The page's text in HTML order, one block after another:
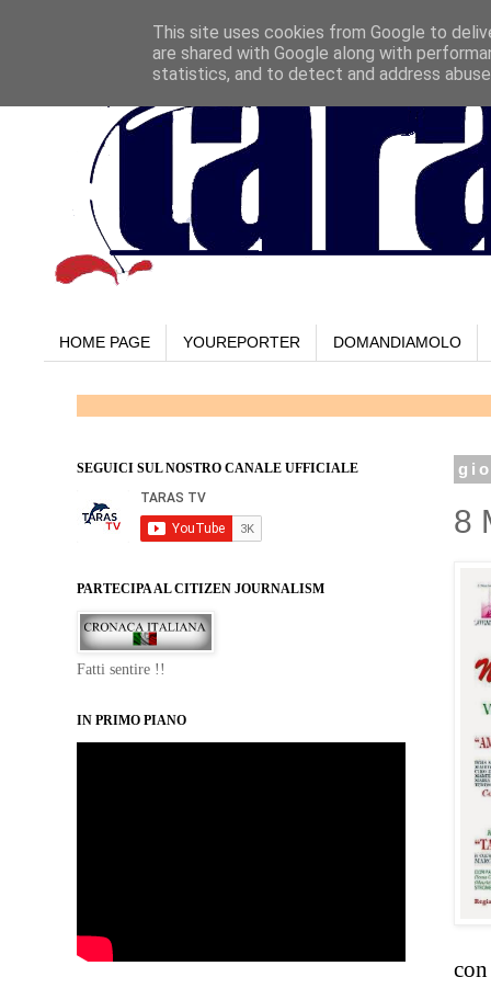
HOME PAGE YOUREPORTER DOMANDIAMOLO
8
SEGUICI SUL NOSTRO CANALE UFFICIALE
PARTECIPA AL CITIZEN JOURNALISM
Fatti sentire !!
IN PRIMO PIANO
This site uses cookies from Google to
are shared with Google along with
statistics, and to detect and address